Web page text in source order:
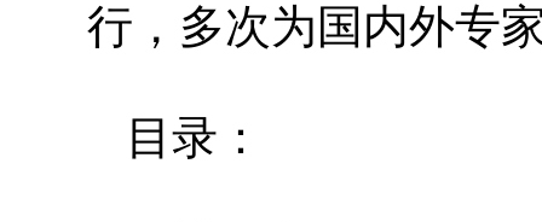
行，多次为国内外专
目录：